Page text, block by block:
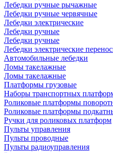
Лебедки ручные рычажные
Лебедки ручные червячные
Лебедки электрические
Лебедки ручные
Лебедки ручные
Лебедки электрические
Автомобильные лебедки
Ломы такелажные
Ломы такелажные
Платформы грузовые
Наборы транспортных
Роликовые платформы
Роликовые платформы
Ручки для роликовых платформ
Пульты управления
Пульты проводные
Пульты радиоуправления